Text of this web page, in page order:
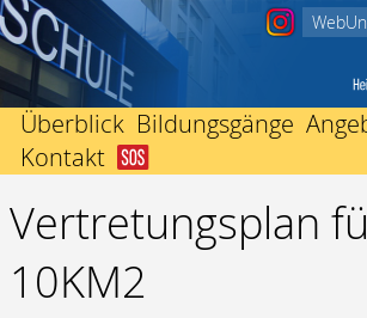
Überblick
Startseite
Schulleitung
Kollegium
Sekretariate
Förderverein
Bildungsgänge
Abitur
Fachhochschulreife
Kontakt
Ich bin in Not
Nachricht an Klassenlehrer/-in
Der Weg zu uns
Impressum
Vertretungsplan
10KM2